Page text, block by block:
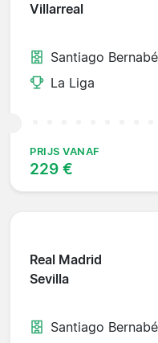
Villarreal
Santiago
La Liga
PRIJS VANAF
229 €
Real Madrid
Sevilla
Santiago